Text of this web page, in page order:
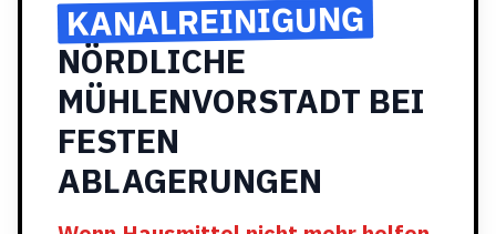
KANALREINIGUNG
NÖRDLICHE
MÜHLENVORSTADT BEI
FESTEN
ABLAGERUNGEN